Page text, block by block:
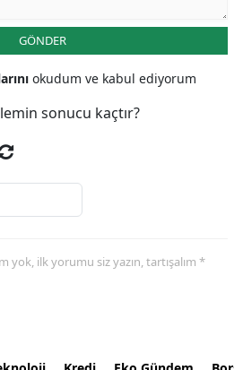
GÖNDER
okudum ve kabul ediyorum
sonucu kaçtır?
yok, ilk yorumu siz yazın, tartışalım *